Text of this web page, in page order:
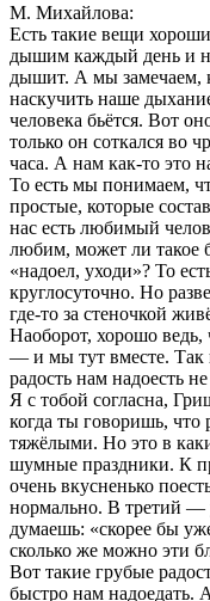
М. Михайлова:
Есть такие вещи
дышим каждый день и
дышит. А мы
наскучить наше
человека бьётся. Вот
только он соткался во
часа. А нам как-то это
То есть мы понимаем,
простые, которые
нас есть любимый
любим, может ли такое
«надоел, уходи»? То
круглосуточно. Но
где-то за стеночкой
Наоборот, хорошо
— и мы тут вместе. Так
радость нам надоесть
Я с тобой согласна,
когда ты говоришь, что
тяжёлыми. Но это в
шумные праздники. К
очень вкусненько
нормально. В третий —
думаешь: «скорее бы
сколько же можно эти
Вот такие грубые
быстро нам надоедать.